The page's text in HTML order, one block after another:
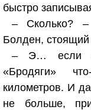
быстро
– Сколько?
Болден, стоящий
– Э… если
«Бродяги»
километров. И
не больше,